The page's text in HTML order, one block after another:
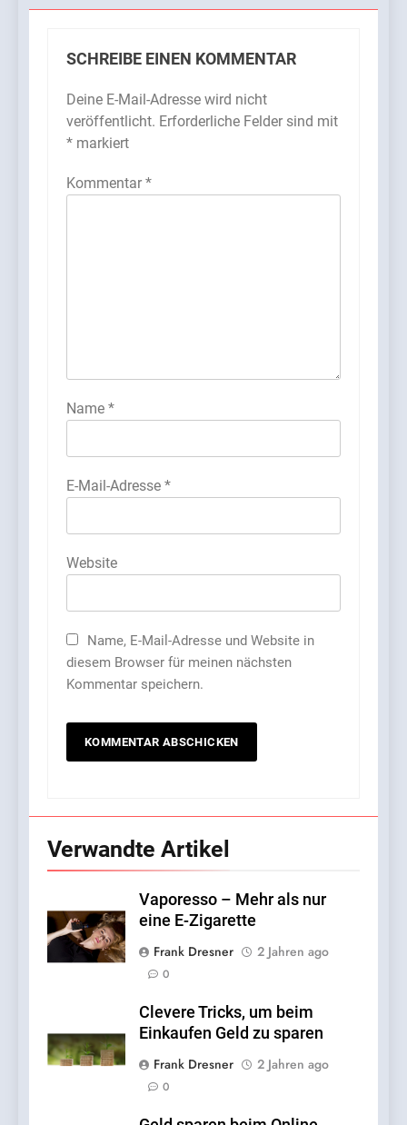
SCHREIBE EINEN KOMMENTAR
Deine E-Mail-Adresse wird nicht
veröffentlicht. Erforderliche Felder sind mit
* markiert
Kommentar *
Name *
E-Mail-Adresse *
Website
Name, E-Mail-Adresse und Website in
diesem Browser für meinen nächsten
Kommentar speichern.
Verwandte Artikel
Vaporesso – Mehr als nur
eine E-Zigarette
Frank Dresner
2 Jahren ago
0
Clevere Tricks, um beim
Einkaufen Geld zu sparen
Frank Dresner
2 Jahren ago
0